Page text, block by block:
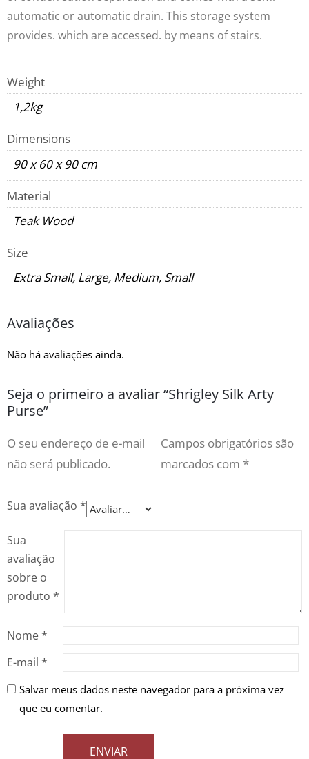
automatic or automatic drain. This storage system
provides. which are accessed. by means of stairs.
Weight
1,2kg
Dimensions
90 x 60 x 90 cm
Material
Teak Wood
Size
Extra Small, Large, Medium, Small
Avaliações
Não há avaliações ainda.
Seja o primeiro a avaliar “Shrigley Silk Arty
Purse”
O seu endereço de e-mail
não será publicado.
Campos obrigatórios são
marcados com*
Sua avaliação *
Sua
avaliação
sobre o
produto *
Nome *
E-mail *
Salvar meus dados neste navegador para a próxima vez
que eu comentar.